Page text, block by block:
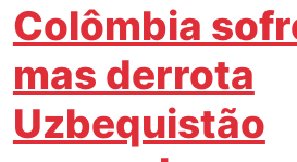
Colômbia
mas derrota
Uzbequistão